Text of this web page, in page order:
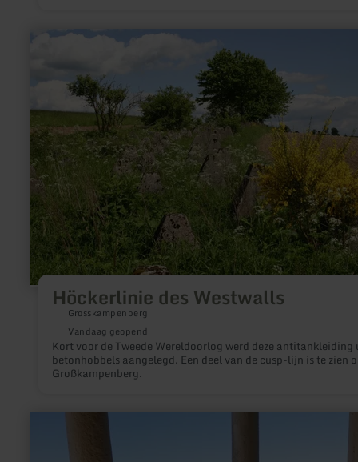
Höckerlinie des Westwalls
Grosskampenberg
Vandaag geopend
Kort voor de Tweede Wereldoorlog werd deze antitankleiding
betonhobbels aangelegd. Een deel van de cusp-lijn is te zien
Großkampenberg.
Höckerlinie
Westwalls